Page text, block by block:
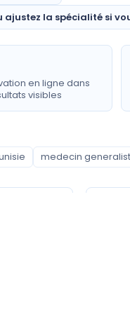
la spécialité si
en ligne dans
visibles
medecin